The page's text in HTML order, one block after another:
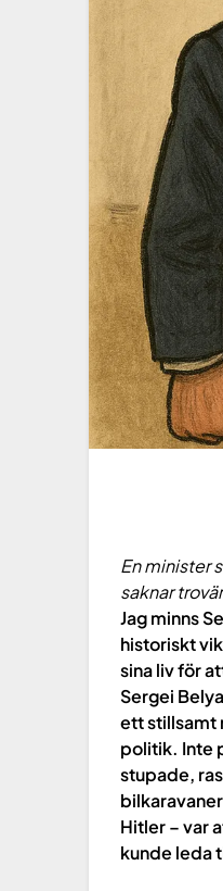
En minister
saknar
Jag minns
historiskt
sina liv för
Sergei
ett stillsamt
politik. Inte
stupade,
Hitler – var
kunde leda